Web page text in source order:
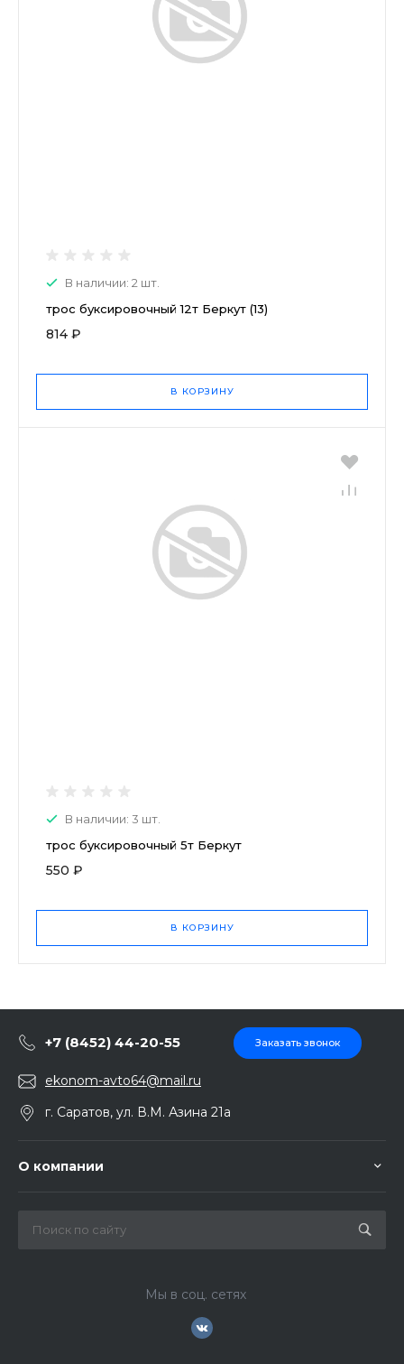
В наличии: 2 шт.
трос буксировочный 12т Беркут (13)
814 ₽
В КОРЗИНУ
В наличии: 3 шт.
трос буксировочный 5т Беркут
550 ₽
В КОРЗИНУ
+7 (8452) 44-20-55 Заказать звонок
ekonom-avto64@mail.ru
г. Саратов, ул. В.М. Азина 21а
О компании
Мы в соц. сетях